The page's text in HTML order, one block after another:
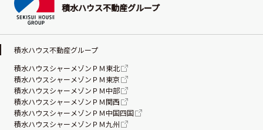
積水ハウス不動産グループ
積水ハウス不動産グループ
積水ハウスシャーメゾンＰＭ東北
積水ハウスシャーメゾンＰＭ東京
積水ハウスシャーメゾンＰＭ中部
積水ハウスシャーメゾンＰＭ関西
積水ハウスシャーメゾンＰＭ中国四国
積水ハウスシャーメゾンＰＭ九州